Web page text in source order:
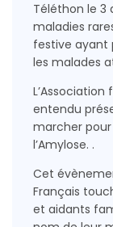
Téléthon le 3
maladies
festive ayant
les malades
entendu
marcher pour
l’Amylose. .
Cet
Français
et aidants